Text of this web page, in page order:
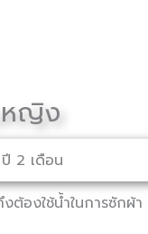
หญิง
2 เดือน
ต้องใช้น้ำในการซักผ้า